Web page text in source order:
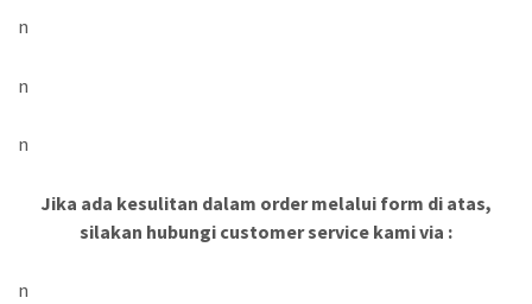
n
n
n
Jika ada kesulitan dalam order melalui form di atas,
silakan hubungi customer service kami via :
n